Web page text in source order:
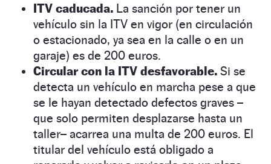
ITV caducada. La sanción por tener un
vehículo sin la ITV en vigor (en circulación
o estacionado, ya sea en la calle o en un
garaje) es de 200 euros.
Circular con la ITV desfavorable. Si se
detecta un vehículo en marcha pese a que
se le hayan detectado defectos graves –
que solo permiten desplazarse hasta un
taller– acarrea una multa de 200 euros. El
titular del vehículo está obligado a